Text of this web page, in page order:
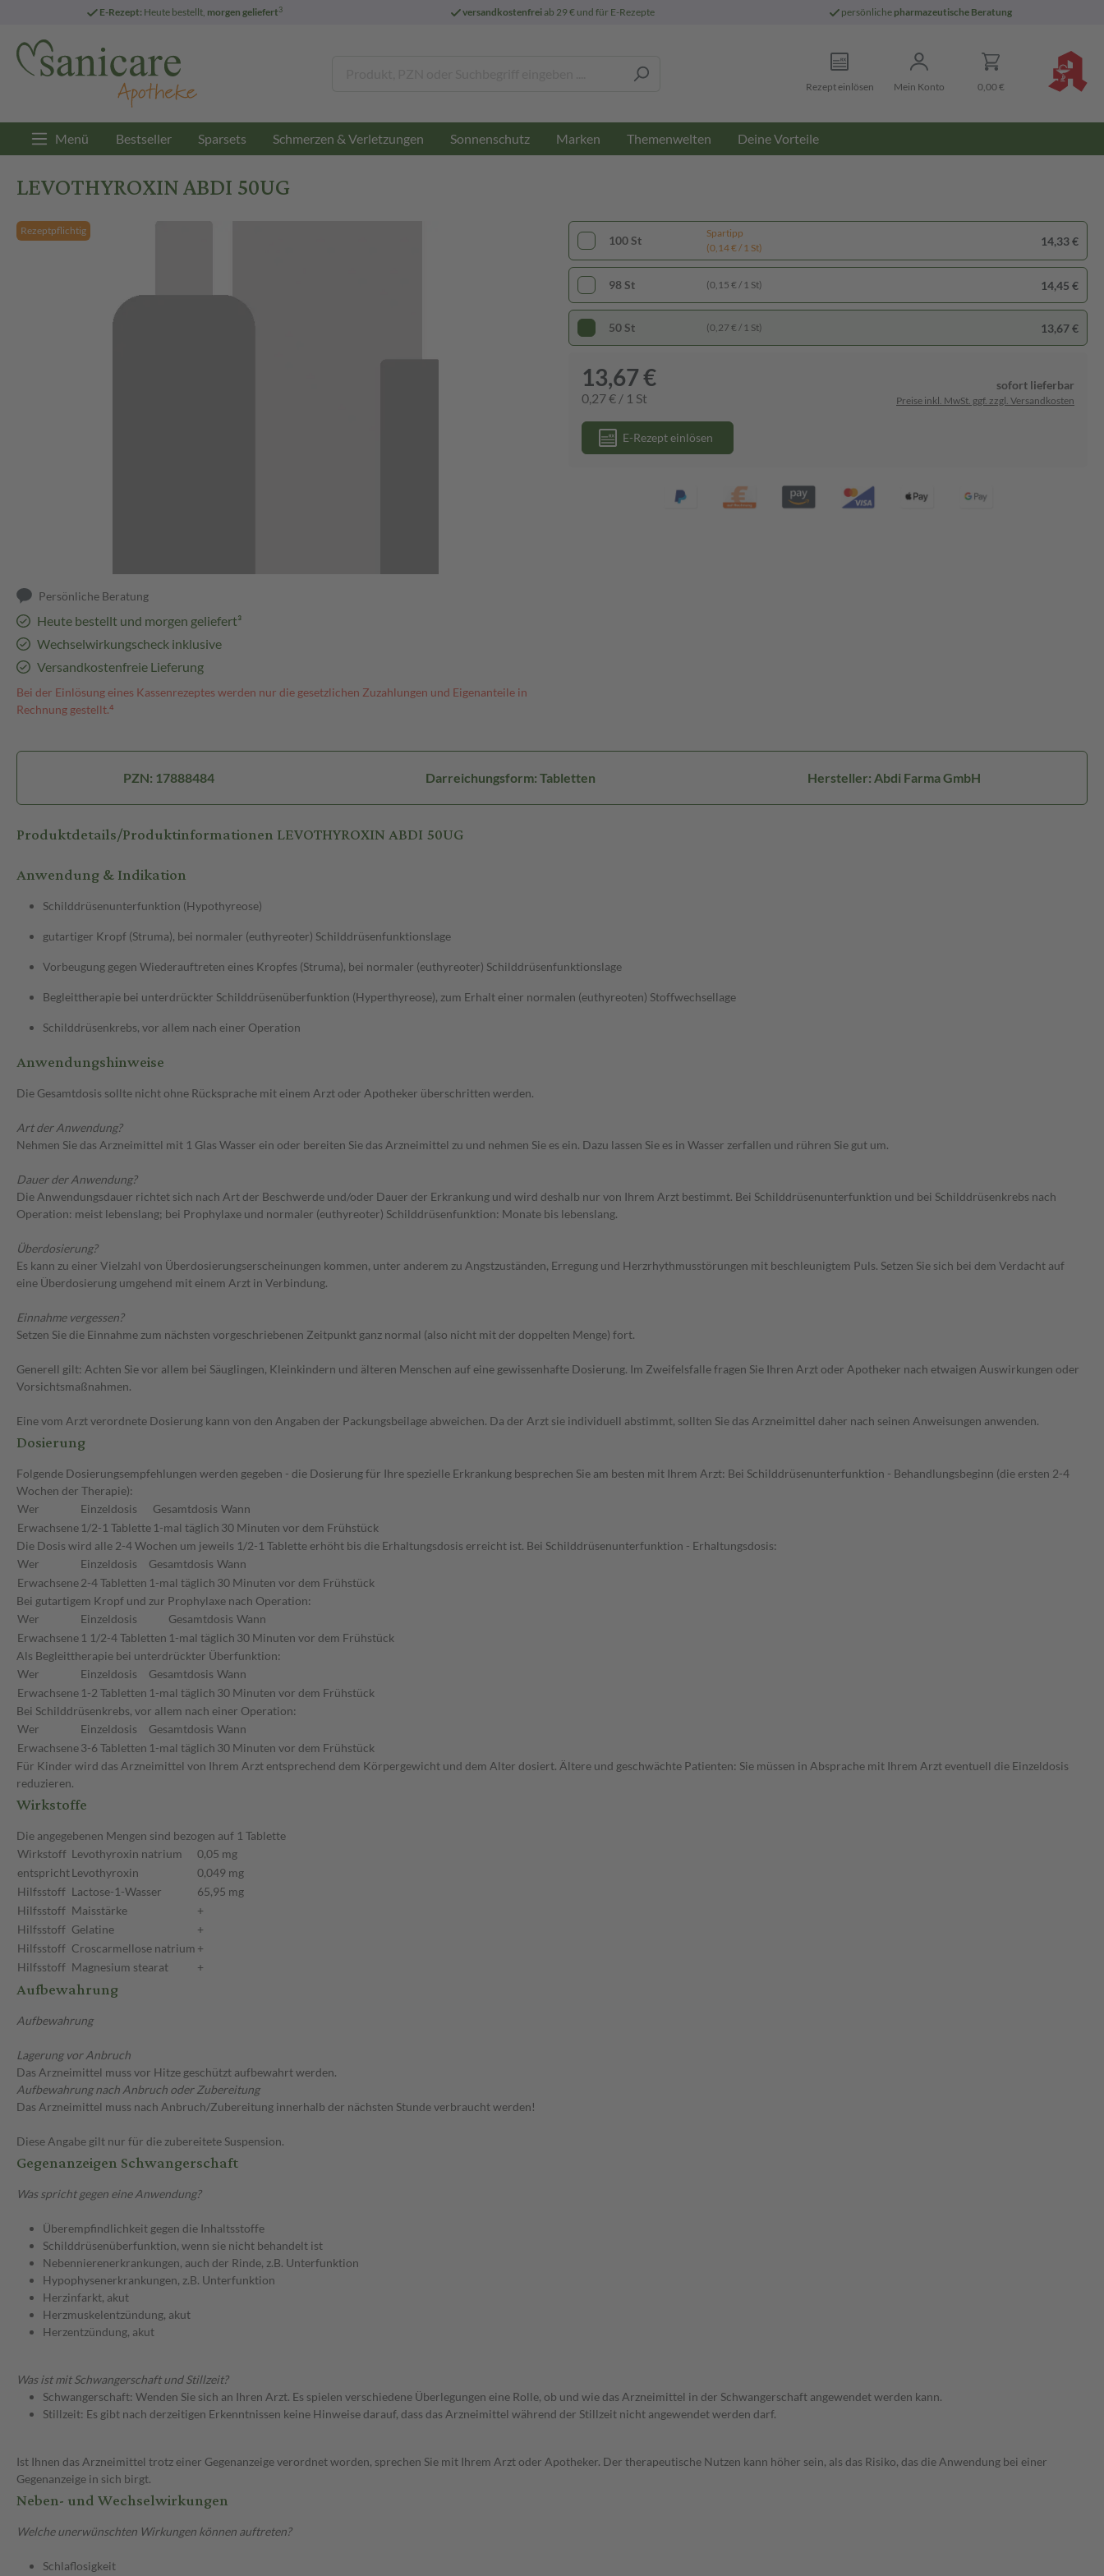
E-Rezept: Heute bestellt, morgen geliefert3 versandkostenfreiab 29 € und für E-Rezepte persönliche pharmazeutische Beratung
Rezept einlösen Mein Konto 0,00 €
Menü Bestseller Sparsets Schmerzen & Verletzungen Sonnenschutz Marken Themenwelten Deine Vorteile
LEVOTHYROXIN ABDI 50UG
Rezeptpflichtig
Persönliche Beratung
Heute bestellt und morgen geliefert³
Wechselwirkungscheck inklusive
Versandkostenfreie Lieferung
Bei der Einlösung eines Kassenrezeptes werden nur die gesetzlichen Zuzahlungen und Eigenanteile in
Rechnung gestellt.⁴
100 St
Spartipp
(0,14 € / 1 St)
14,33 €
98 St (0,15 € / 1 St) 14,45 €
50 St (0,27 € / 1 St) 13,67 €
13,67 €
0,27 € / 1 St
sofort lieferbar
Preise inkl. MwSt. ggf. zzgl. Versandkosten
E-Rezept einlösen
PZN: 17888484 Darreichungsform: Tabletten Hersteller: Abdi Farma GmbH
Produktdetails/Produktinformationen LEVOTHYROXIN ABDI 50UG
Anwendung & Indikation
Schilddrüsenunterfunktion (Hypothyreose)
gutartiger Kropf (Struma), bei normaler (euthyreoter) Schilddrüsenfunktionslage
Vorbeugung gegen Wiederauftreten eines Kropfes (Struma), bei normaler (euthyreoter) Schilddrüsenfunktionslage
Begleittherapie bei unterdrückter Schilddrüsenüberfunktion (Hyperthyreose), zum Erhalt einer normalen (euthyreoten) Stoffwechsellage
Schilddrüsenkrebs, vor allem nach einer Operation
Anwendungshinweise
Die Gesamtdosis sollte nicht ohne Rücksprache mit einem Arzt oder Apotheker überschritten werden.
Art der Anwendung?
Nehmen Sie das Arzneimittel mit 1 Glas Wasser ein oder bereiten Sie das Arzneimittel zu und nehmen Sie es ein. Dazu lassen Sie es in Wasser zerfallen und rühren Sie gut um.
Dauer der Anwendung?
Die Anwendungsdauer richtet sich nach Art der Beschwerde und/oder Dauer der Erkrankung und wird deshalb nur von Ihrem Arzt bestimmt. Bei Schilddrüsenunterfunktion und bei Schilddrüsenkrebs nach
Operation: meist lebenslang; bei Prophylaxe und normaler (euthyreoter) Schilddrüsenfunktion: Monate bis lebenslang.
Überdosierung?
Es kann zu einer Vielzahl von Überdosierungserscheinungen kommen, unter anderem zu Angstzuständen, Erregung und Herzrhythmusstörungen mit beschleunigtem Puls. Setzen Sie sich bei dem Verdacht auf
eine Überdosierung umgehend mit einem Arzt in Verbindung.
Einnahme vergessen?
Setzen Sie die Einnahme zum nächsten vorgeschriebenen Zeitpunkt ganz normal (also nicht mit der doppelten Menge) fort.
Generell gilt: Achten Sie vor allem bei Säuglingen, Kleinkindern und älteren Menschen auf eine gewissenhafte Dosierung. Im Zweifelsfalle fragen Sie Ihren Arzt oder Apotheker nach etwaigen Auswirkungen oder
Vorsichtsmaßnahmen.
Eine vom Arzt verordnete Dosierung kann von den Angaben der Packungsbeilage abweichen. Da der Arzt sie individuell abstimmt, sollten Sie das Arzneimittel daher nach seinen Anweisungen anwenden.
Dosierung
Folgende Dosierungsempfehlungen werden gegeben - die Dosierung für Ihre spezielle Erkrankung besprechen Sie am besten mit Ihrem Arzt: Bei Schilddrüsenunterfunktion - Behandlungsbeginn (die ersten 2-4
Wochen der Therapie):
Wer
Einzeldosis Gesamtdosis Wann
Erwachsene 1/2-1 Tablette 1-mal täglich 30 Minuten vor dem Frühstück
Die Dosis wird alle 2-4 Wochen um jeweils 1/2-1 Tablette erhöht bis die Erhaltungsdosis erreicht ist. Bei Schilddrüsenunterfunktion - Erhaltungsdosis:
Wer
Einzeldosis Gesamtdosis Wann
Erwachsene2-4 Tabletten 1-mal täglich 30 Minuten vor dem Frühstück
Bei gutartigem Kropf und zur Prophylaxe nach Operation:
Wer
Einzeldosis Gesamtdosis Wann
Erwachsene 1 1/2-4 Tabletten 1-mal täglich 30 Minuten vor dem Frühstück
Als Begleittherapie bei unterdrückter Überfunktion:
Wer
Einzeldosis Gesamtdosis Wann
Erwachsene 1-2 Tabletten 1-mal täglich 30 Minuten vor dem Frühstück
Bei Schilddrüsenkrebs, vor allem nach einer Operation:
Wer
Einzeldosis Gesamtdosis Wann
Erwachsene3-6 Tabletten 1-mal täglich 30 Minuten vor dem Frühstück
Für Kinder wird das Arzneimittel von Ihrem Arzt entsprechend dem Körpergewicht und dem Alter dosiert. Ältere und geschwächte Patienten: Sie müssen in Absprache mit Ihrem Arzt eventuell die Einzeldosis
reduzieren.
Wirkstoffe
Die angegebenen Mengen sind bezogen auf 1 Tablette
Wirkstoff Levothyroxin natrium
0,05 mg
entsprichtLevothyroxin
0,049 mg
Hilfsstoff Lactose-1-Wasser
65,95 mg
Hilfsstoff Maisstärke
+
Hilfsstoff Gelatine
+
Hilfsstoff Croscarmellose natrium +
Hilfsstoff Magnesium stearat +
Aufbewahrung
Aufbewahrung
Lagerung vor Anbruch
Das Arzneimittel muss vor Hitze geschützt aufbewahrt werden.
Aufbewahrung nach Anbruch oder Zubereitung
Das Arzneimittel muss nach Anbruch/Zubereitung innerhalb der nächsten Stunde verbraucht werden!
Diese Angabe gilt nur für die zubereitete Suspension.
Gegenanzeigen Schwangerschaft
Was spricht gegen eine Anwendung?
Überempfindlichkeit gegen die Inhaltsstoffe
Schilddrüsenüberfunktion, wenn sie nicht behandelt ist
Nebennierenerkrankungen, auch der Rinde, z.B. Unterfunktion
Hypophysenerkrankungen, z.B. Unterfunktion
Herzinfarkt, akut
Herzmuskelentzündung, akut
Herzentzündung, akut
Was ist mit Schwangerschaft und Stillzeit?
Schwangerschaft: Wenden Sie sich an Ihren Arzt. Es spielen verschiedene Überlegungen eine Rolle, ob und wie das Arzneimittel in der Schwangerschaft angewendet werden kann.
Stillzeit: Es gibt nach derzeitigen Erkenntnissen keine Hinweise darauf, dass das Arzneimittel während der Stillzeit nicht angewendet werden darf.
Ist Ihnen das Arzneimittel trotz einer Gegenanzeige verordnet worden, sprechen Sie mit Ihrem Arzt oder Apotheker. Der therapeutische Nutzen kann höher sein, als das Risiko, das die Anwendung bei einer
Gegenanzeige in sich birgt.
Neben- und Wechselwirkungen
Welche unerwünschten Wirkungen können auftreten?
Schlaflosigkeit